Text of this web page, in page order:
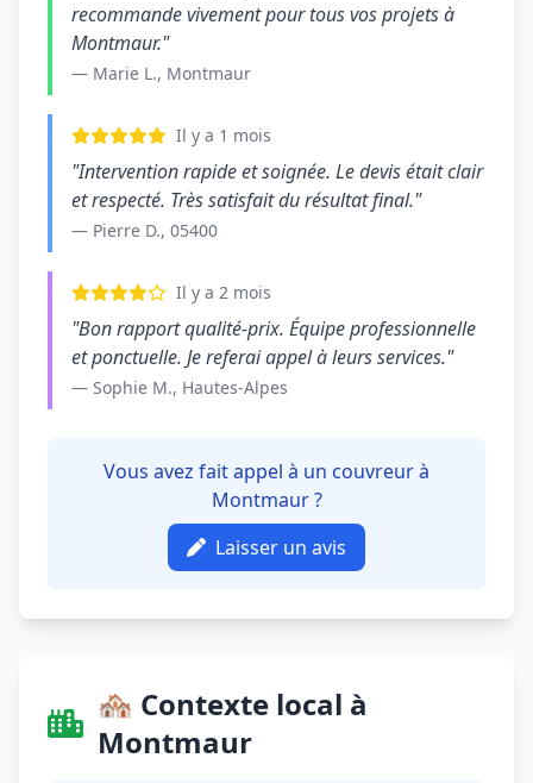
recommande vivement pour tous vos projets à
Montmaur."
— Marie L., Montmaur
Il y a 1 mois
"Intervention rapide et soignée. Le devis était clair
et respecté. Très satisfait du résultat final."
— Pierre D., 05400
Il y a 2 mois
"Bon rapport qualité-prix. Équipe professionnelle
et ponctuelle. Je referai appel à leurs services."
— Sophie M., Hautes-Alpes
Vous avez fait appel à un couvreur à
Montmaur ?
Laisser un avis
🏘️ Contexte local à
Montmaur